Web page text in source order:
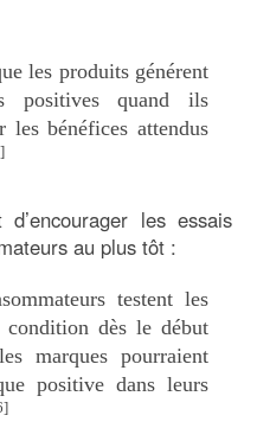
les produits générent
positives quand ils
les bénéfices attendus
les essais
au plus tôt :
testent les
condition dès le début
marques pourraient
positive dans leurs